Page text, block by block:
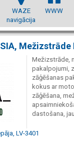
WAZE
navigācija
WWW
Mežizstrāde
Mežizstrāde,
pakalpojumi,
zāģēšanas
kokus ar
zāģēšana,
dastošana,
LV-3401